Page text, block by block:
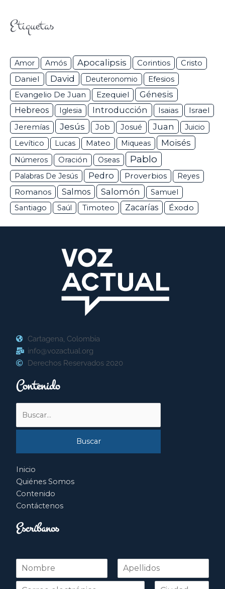
Etiquetas
Amor Amós Apocalipsis Corintios Cristo
Daniel David Deuteronomio Efesios
Evangelio De Juan Ezequiel
Génesis
Hebreos
Iglesia Introducción Isaias Israel
Jeremías Jesús Job Josué Juan
Juicio
Levítico
Lucas Mateo Miqueas Moisés
Números Oración Oseas Pablo
Palabras De Jesús Pedro Proverbios Reyes
Romanos Salmos Salomón
Samuel
Santiago
Saúl Timoteo Zacarías Éxodo
Cartagena, Colombia
info@vozactual.org
Derechos Reservados 2020
Contenido
por:
Inicio
Quiénes Somos
Contenido
Contáctenos
Escríbanos
N
m
Nombre Apellidos